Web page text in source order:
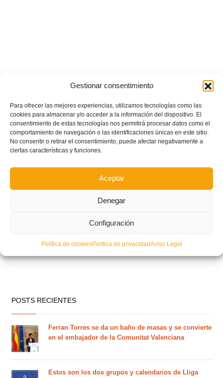
Gestionar consentimiento
Para ofrecer las mejores experiencias, utilizamos tecnologías como las
cookies para almacenar y/o acceder a la información del dispositivo. El
consentimiento de estas tecnologías nos permitirá procesar datos como el
comportamiento de navegación o las identificaciones únicas en este sitio.
No consentir o retirar el consentimiento, puede afectar negativamente a
ciertas características y funciones.
Aceptar
Denegar
Configuración
Política de cookiesPolítica de privacidadAviso Legal
POSTS RECIENTES
Ferran Torres se da un baño de masas y se convierte
en el embajador de la Comunitat Valenciana
Estos son los dos grupos y calendarios de Lliga